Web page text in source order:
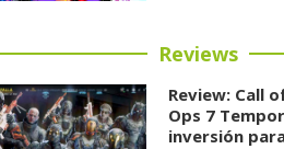
Reviews
Review: Call
Ops 7
inversión